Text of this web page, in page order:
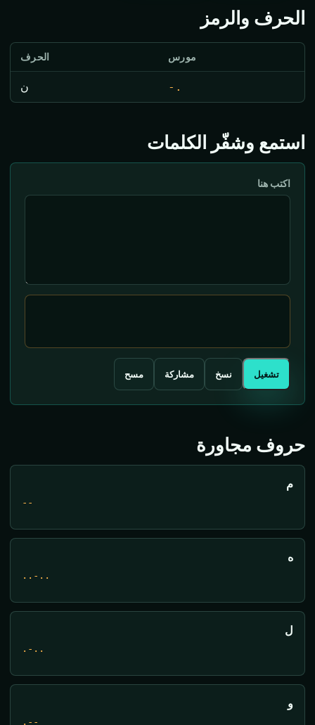
الحرف والرمز
الحرف مورس
ن -.
استمع وشفّر الكلمات
اكتب هنا
تشغيل نسخ مشاركة مسح
حروف مجاورة
م
--
ه
..-..
ل
.-..
و
.--